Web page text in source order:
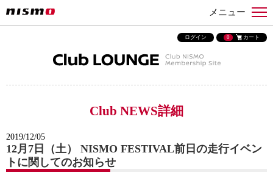
メニュー
ログイン 0 カート
Club NEWS詳細
2019/12/05
12月7日（土） NISMO FESTIVAL前日の走行イベン
トに関してのお知らせ